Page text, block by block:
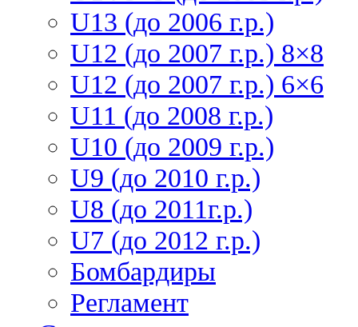
U13 (до 2006 г.р.)
U12 (до 2007 г.р.) 8×8
U12 (до 2007 г.р.) 6×6
U11 (до 2008 г.р.)
U10 (до 2009 г.р.)
U9 (до 2010 г.р.)
U8 (до 2011г.р.)
U7 (до 2012 г.р.)
Бомбардиры
Регламент